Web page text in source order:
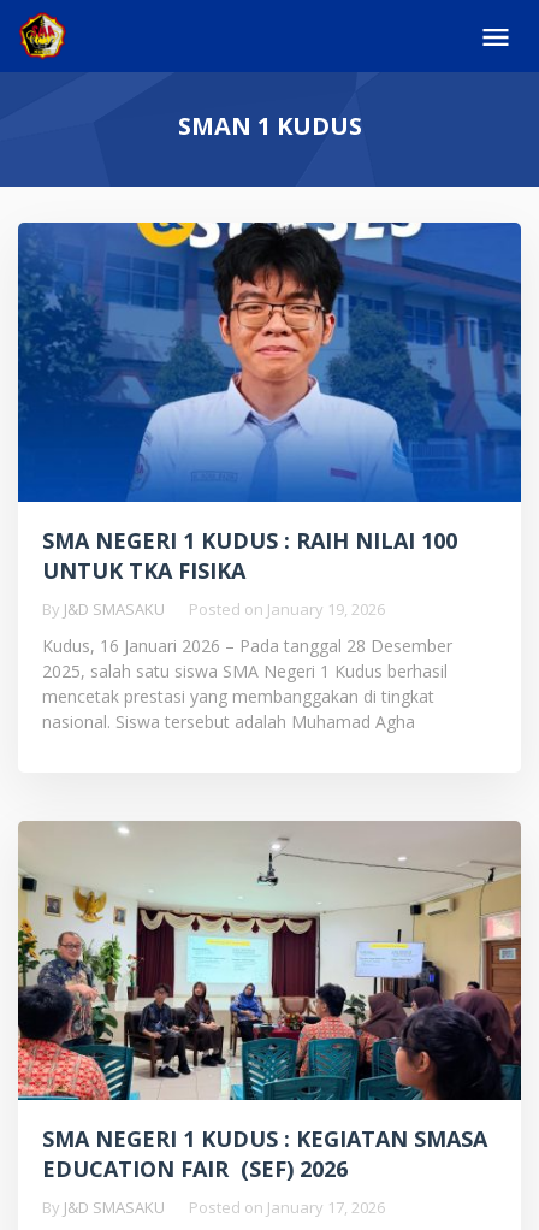
Skip
content
SMAN 1 KUDUS
SMA NEGERI 1 KUDUS : RAIH NILAI 100
UNTUK TKA FISIKA
By J&D SMASAKU Posted on January 19, 2026
Kudus, 16 Januari 2026 – Pada tanggal 28 Desember
2025, salah satu siswa SMA Negeri 1 Kudus berhasil
mencetak prestasi yang membanggakan di tingkat
nasional. Siswa tersebut adalah Muhamad Agha
SMA NEGERI 1 KUDUS : KEGIATAN SMASA
EDUCATION FAIR (SEF) 2026
By J&D SMASAKU Posted on January 17, 2026